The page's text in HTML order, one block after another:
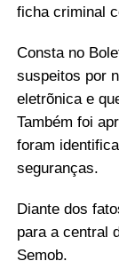
ficha criminal
Consta no
suspeitos por
eletrõnica e
Também foi
foram
seguranças.
Diante dos
para a central
Semob.